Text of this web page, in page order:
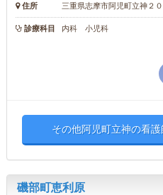
住所 三重県志摩市阿児町立神２
診療科目 内科 小児科
その他阿児町立神の看
磯部町恵利原